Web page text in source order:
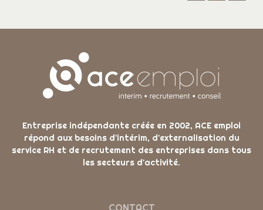
Entreprise indépendante créée en 2002, ACE emploi
répond aux besoins d'intérim, d'externalisation du
service RH et de recrutement des entreprises dans tous
les secteurs d'activité.
CONTACT